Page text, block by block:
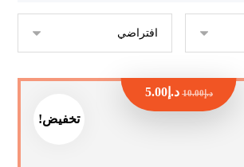
تخفيض!
د.إ10.00 د.إ5.00